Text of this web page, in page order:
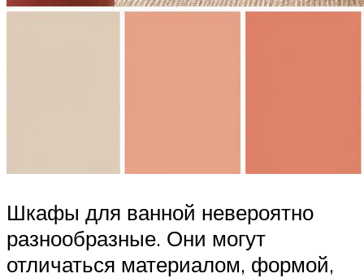
Шкафы для ванной невероятно
разнообразные. Они могут
отличаться материалом, формой,